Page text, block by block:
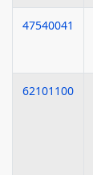
47540041
62101100